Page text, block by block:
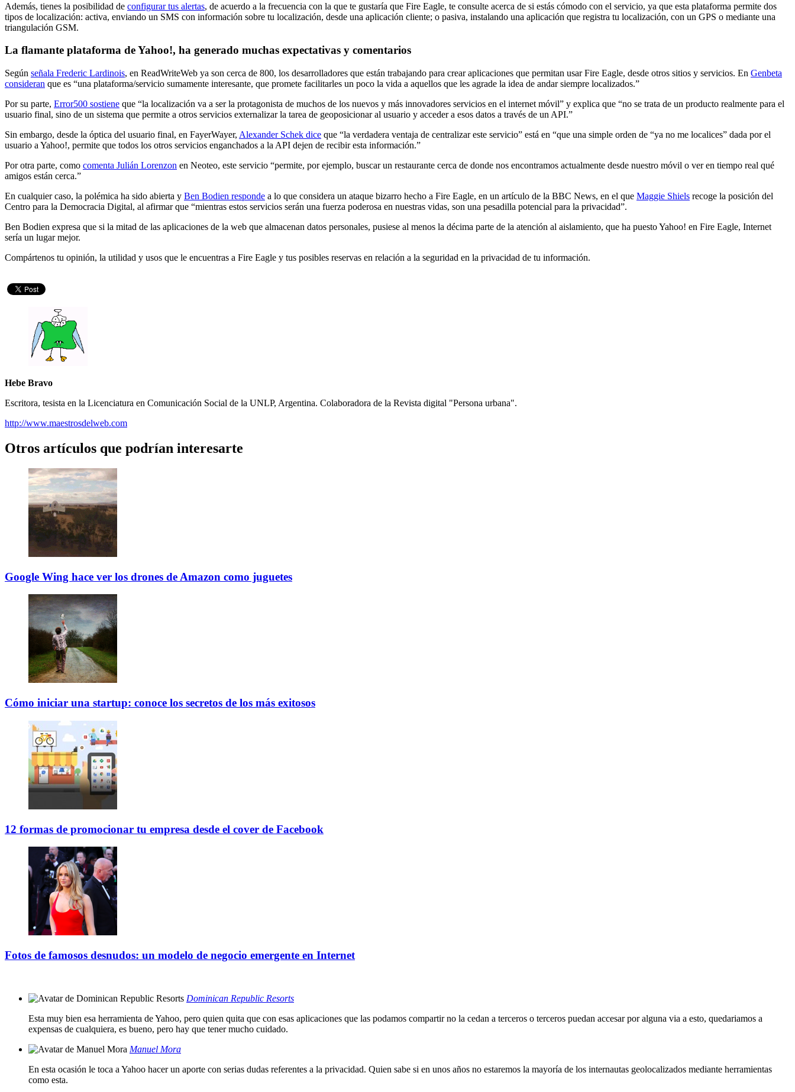
Además, tienes la posibilidad de configurar tus alertas, de acuerdo a la frecuencia con la que te gustaría que Fire Eagle, te consulte acerca de si estás cómodo con el servicio, ya que esta plataforma permite dos
tipos de localización: activa, enviando un SMS con información sobre tu localización, desde una aplicación cliente; o pasiva, instalando una aplicación que registra tu localización, con un GPS o mediante una
triangulación GSM.
La flamante plataforma de Yahoo!, ha generado muchas expectativas y comentarios
Según señala Frederic Lardinois, en ReadWriteWeb ya son cerca de 800, los desarrolladores que están trabajando para crear aplicaciones que permitan usar Fire Eagle, desde otros sitios y servicios. En Genbeta
consideran que es “una plataforma/servicio sumamente interesante, que promete facilitarles un poco la vida a aquellos que les agrade la idea de andar siempre localizados.”
Por su parte, Error500 sostiene que “la localización va a ser la protagonista de muchos de los nuevos y más innovadores servicios en el internet móvil” y explica que “no se trata de un producto realmente para el
usuario final, sino de un sistema que permite a otros servicios externalizar la tarea de geoposicionar al usuario y acceder a esos datos a través de un API.”
Sin embargo, desde la óptica del usuario final, en FayerWayer, Alexander Schek dice que “la verdadera ventaja de centralizar este servicio” está en “que una simple orden de “ya no me localices” dada por el
usuario a Yahoo!, permite que todos los otros servicios enganchados a la API dejen de recibir esta información.”
Por otra parte, como comenta Julián Lorenzon en Neoteo, este servicio “permite, por ejemplo, buscar un restaurante cerca de donde nos encontramos actualmente desde nuestro móvil o ver en tiempo real qué
amigos están cerca.”
En cualquier caso, la polémica ha sido abierta y Ben Bodien responde a lo que considera un ataque bizarro hecho a Fire Eagle, en un artículo de la BBC News, en el que Maggie Shiels recoge la posición del
Centro para la Democracia Digital, al afirmar que “mientras estos servicios serán una fuerza poderosa en nuestras vidas, son una pesadilla potencial para la privacidad”.
Ben Bodien expresa que si la mitad de las aplicaciones de la web que almacenan datos personales, pusiese al menos la décima parte de la atención al aislamiento, que ha puesto Yahoo! en Fire Eagle, Internet
sería un lugar mejor.
Compártenos tu opinión, la utilidad y usos que le encuentras a Fire Eagle y tus posibles reservas en relación a la seguridad en la privacidad de tu información.
Hebe Bravo
Escritora, tesista en la Licenciatura en Comunicación Social de la UNLP, Argentina. Colaboradora de la Revista digital "Persona urbana".
http://www.maestrosdelweb.com
Otros artículos que podrían interesarte
Google Wing hace ver los drones de Amazon como juguetes
Cómo iniciar una startup: conoce los secretos de los más exitosos
12 formas de promocionar tu empresa desde el cover de Facebook
Fotos de famosos desnudos: un modelo de negocio emergente en Internet
Dominican Republic Resorts
Esta muy bien esa herramienta de Yahoo, pero quien quita que con esas aplicaciones que las podamos compartir no la cedan a terceros o terceros puedan accesar por alguna via a esto, quedariamos a
expensas de cualquiera, es bueno, pero hay que tener mucho cuidado.
Manuel Mora
En esta ocasión le toca a Yahoo hacer un aporte con serias dudas referentes a la privacidad. Quien sabe si en unos años no estaremos la mayoría de los internautas geolocalizados mediante herramientas
como esta.